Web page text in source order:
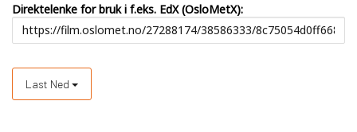
Direktelenke for bruk i f.eks. EdX (OsloMetX):
Last Ned